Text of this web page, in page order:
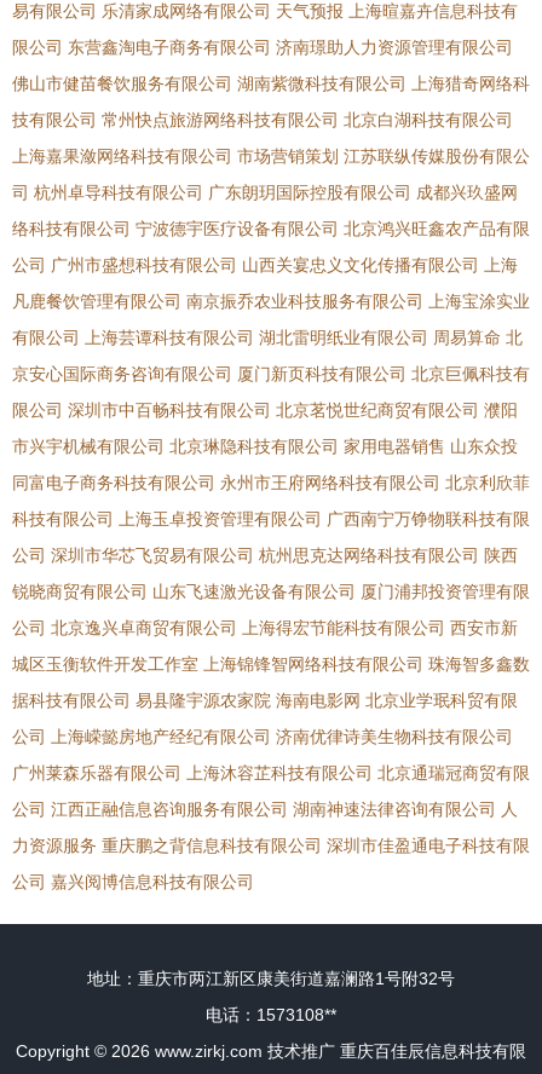
易有限公司 乐清家成网络有限公司 天气预报
上海暄嘉卉信息科技有
限公司 东营鑫淘电子商务有限公司 济南璟助人力资源管理有限公司
佛山市健苗餐饮服务有限公司 湖南紫微科技有限公司
上海猎奇网络科
技有限公司 常州快点旅游网络科技有限公司 北京白湖科技有限公司
上海嘉果潋网络科技有限公司 市场营销策划 江苏联纵传媒股份有限公
司 杭州卓导科技有限公司 广东朗玥国际控股有限公司 成都兴玖盛网
络科技有限公司 宁波德宇医疗设备有限公司 北京鸿兴旺鑫农产品有限
公司 广州市盛想科技有限公司 山西关宴忠义文化传播有限公司
上海
凡鹿餐饮管理有限公司 南京振乔农业科技服务有限公司
上海宝涂实业
有限公司
上海芸谭科技有限公司 湖北雷明纸业有限公司 周易算命 北
京安心国际商务咨询有限公司 厦门新页科技有限公司 北京巨佩科技有
限公司 深圳市中百畅科技有限公司 北京茗悦世纪商贸有限公司 濮阳
市兴宇机械有限公司 北京琳隐科技有限公司 家用电器销售 山东众投
同富电子商务科技有限公司 永州市王府网络科技有限公司 北京利欣菲
科技有限公司
上海玉卓投资管理有限公司 广西南宁万铮物联科技有限
公司 深圳市华芯飞贸易有限公司 杭州思克达网络科技有限公司 陕西
锐晓商贸有限公司 山东飞速激光设备有限公司 厦门浦邦投资管理有限
公司 北京逸兴卓商贸有限公司 上海得宏节能科技有限公司 西安市新
城区玉衡软件开发工作室
上海锦锋智网络科技有限公司 珠海智多鑫数
据科技有限公司 易县隆宇源农家院 海南电影网 北京业学珉科贸有限
公司
上海嵘懿房地产经纪有限公司 济南优律诗美生物科技有限公司
广州莱森乐器有限公司
上海沐容芷科技有限公司 北京通瑞冠商贸有限
公司 江西正融信息咨询服务有限公司 湖南神速法律咨询有限公司
人
力资源服务 重庆鹏之背信息科技有限公司 深圳市佳盈通电子科技有限
公司 嘉兴阅博信息科技有限公司
地址：重庆市两江新区康美街道嘉澜路1号附32号
电话：1573108**
Copyright © 2026 www.zirkj.com 技术推广 重庆百佳辰信息科技有限